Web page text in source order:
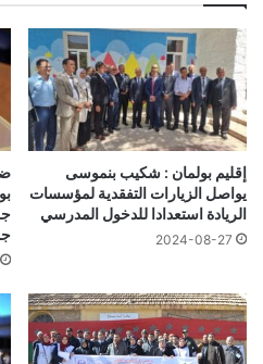
إقليم بولمان : شكيب بنموسى
يواصل الزيارات التفقدية لمؤسسات
الريادة استعدادا للدخول المدرسي
2024-08-27